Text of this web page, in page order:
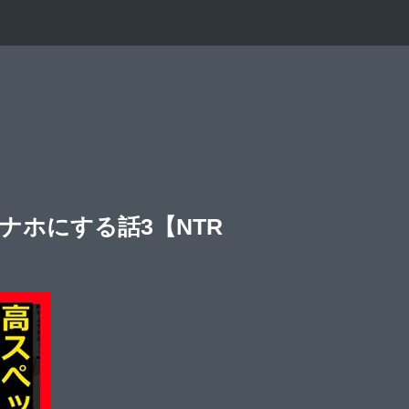
ホにする話3【NTR